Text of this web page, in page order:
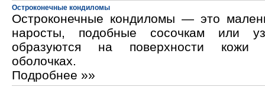
Остроконечные кондиломы
Остроконечные кондиломы — это
наросты, подобные сосочкам или
образуются на поверхности кожи
оболочках.
Подробнее »»